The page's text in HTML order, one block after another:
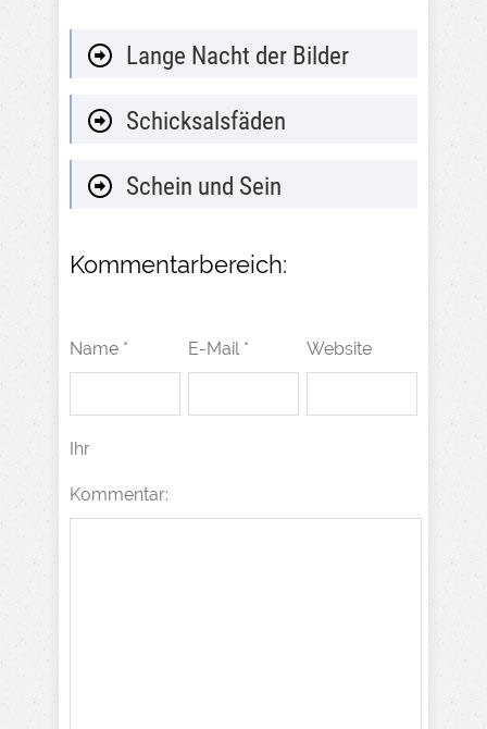
Lange Nacht der Bilder
Schicksalsfäden
Schein und Sein
Kommentarbereich:
Name * E-Mail * Website
Ihr
Kommentar: